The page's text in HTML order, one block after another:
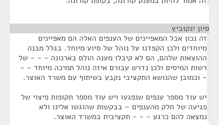
סיון ינקוביץ
זה נכון אבל המאפיינים של הענפים האלה הם מאפיינים
מיוחדים ולכן הקפדנו על נוהל של סיוע מיוחד. בגלל מבנה
ההוצאות שלהם, הם לא קיבלו מענה הולם בארנונה - - - של
רשות המיסים ולכן נדרש עבורם איזה נוהל תמיכה מיוחד - -
- וכמובן שהנושא התקציבי נקבע בשיתוף עם משרד האוצר.
יש עוד מספר ענפים שנפגעו ויש עוד מספר תקופות פיצוי של
פגיעה של חלק מהענפים – בבקשות שהוגשו אלינו ולא
נמצאה להם כרגע - - - תקציבית במשרד האוצר.